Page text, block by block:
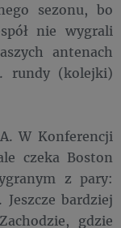
sezonu, bo
nie wygrali
antenach
rundy (kolejki)
W Konferencji
czeka Boston
z pary:
bardziej
gdzie